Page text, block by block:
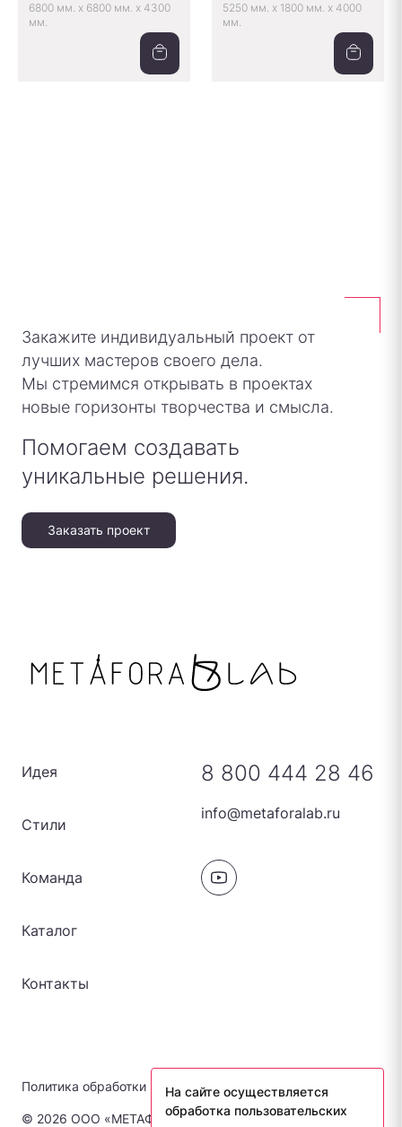
6800 мм. x 6800 мм. x 4300
мм.
5250 мм. x 1800 мм. x 4000
мм.
Закажите индивидуальный проект от
лучших мастеров своего дела.
Мы стремимся открывать в проектах
новые горизонты творчества и смысла.
Помогаем создавать
уникальные решения.
Заказать проект
Политика обработки персональных данных
© 2026 ООО «МЕТАФОРА-ЛАБ». Все права защищены.
Идея
Стили
Команда
Каталог
Контакты
8 800 444 28 46
info@metaforalab.ru
На сайте осуществляется
обработка пользовательских